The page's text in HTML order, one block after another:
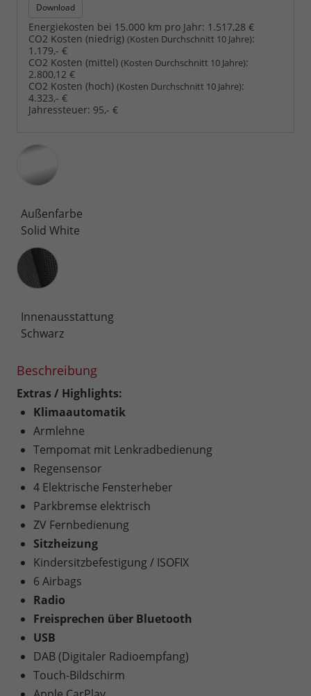
Download
Energiekosten bei 15.000 km pro Jahr: 1.517,28 €
CO2 Kosten (niedrig) (Kosten Durchschnitt 10 Jahre):
1.179,- €
CO2 Kosten (mittel) (Kosten Durchschnitt 10 Jahre):
2.800,12 €
CO2 Kosten (hoch) (Kosten Durchschnitt 10 Jahre):
4.323,- €
Jahressteuer: 95,- €
Außenfarbe
Solid White
Innenausstattung
Innenausstattung
Schwarz
Beschreibung
Extras / Highlights:
Klimaautomatik
Armlehne
Tempomat mit Lenkradbedienung
Regensensor
4 Elektrische Fensterheber
Parkbremse elektrisch
ZV Fernbedienung
Sitzheizung
Kindersitzbefestigung / ISOFIX
6 Airbags
Radio
Freisprechen über Bluetooth
USB
DAB (Digitaler Radioempfang)
Touch-Bildschirm